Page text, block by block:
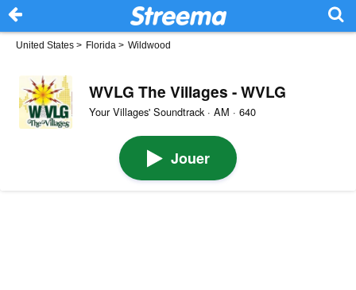
United States > Florida > Wildwood
WVLG The Villages - WVLG
Your Villages' Soundtrack · AM · 640
Jouer